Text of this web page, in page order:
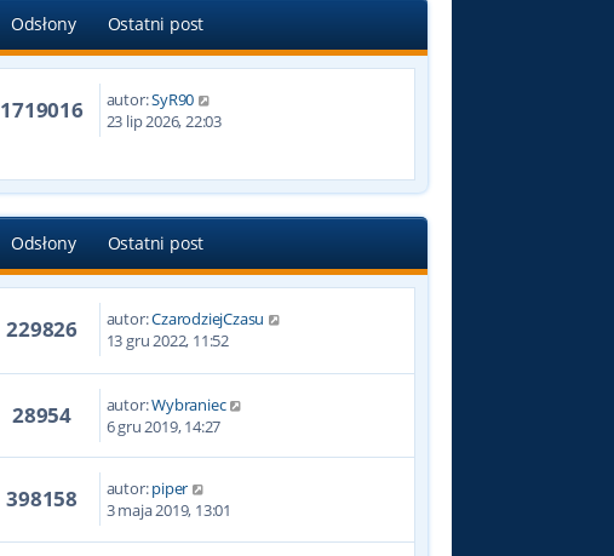
Odsłony Ostatni post
1719016 autor:SyR90
23 lip 2026, 22:03
Odsłony Ostatni post
229826 autor:CzarodziejCzasu
13 gru 2022, 11:52
28954 autor:Wybraniec
6 gru 2019, 14:27
398158 autor:piper
3 maja 2019, 13:01